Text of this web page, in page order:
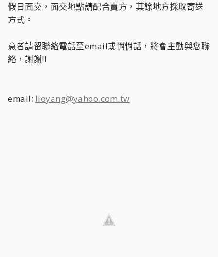
假日面交，面交地點請配合賣方，其餘地方採取寄送
方式。
意者請留聯絡電話至email或悄悄話，將會主動與您聯
絡，謝謝!!
email: lioyang@yahoo.com.tw